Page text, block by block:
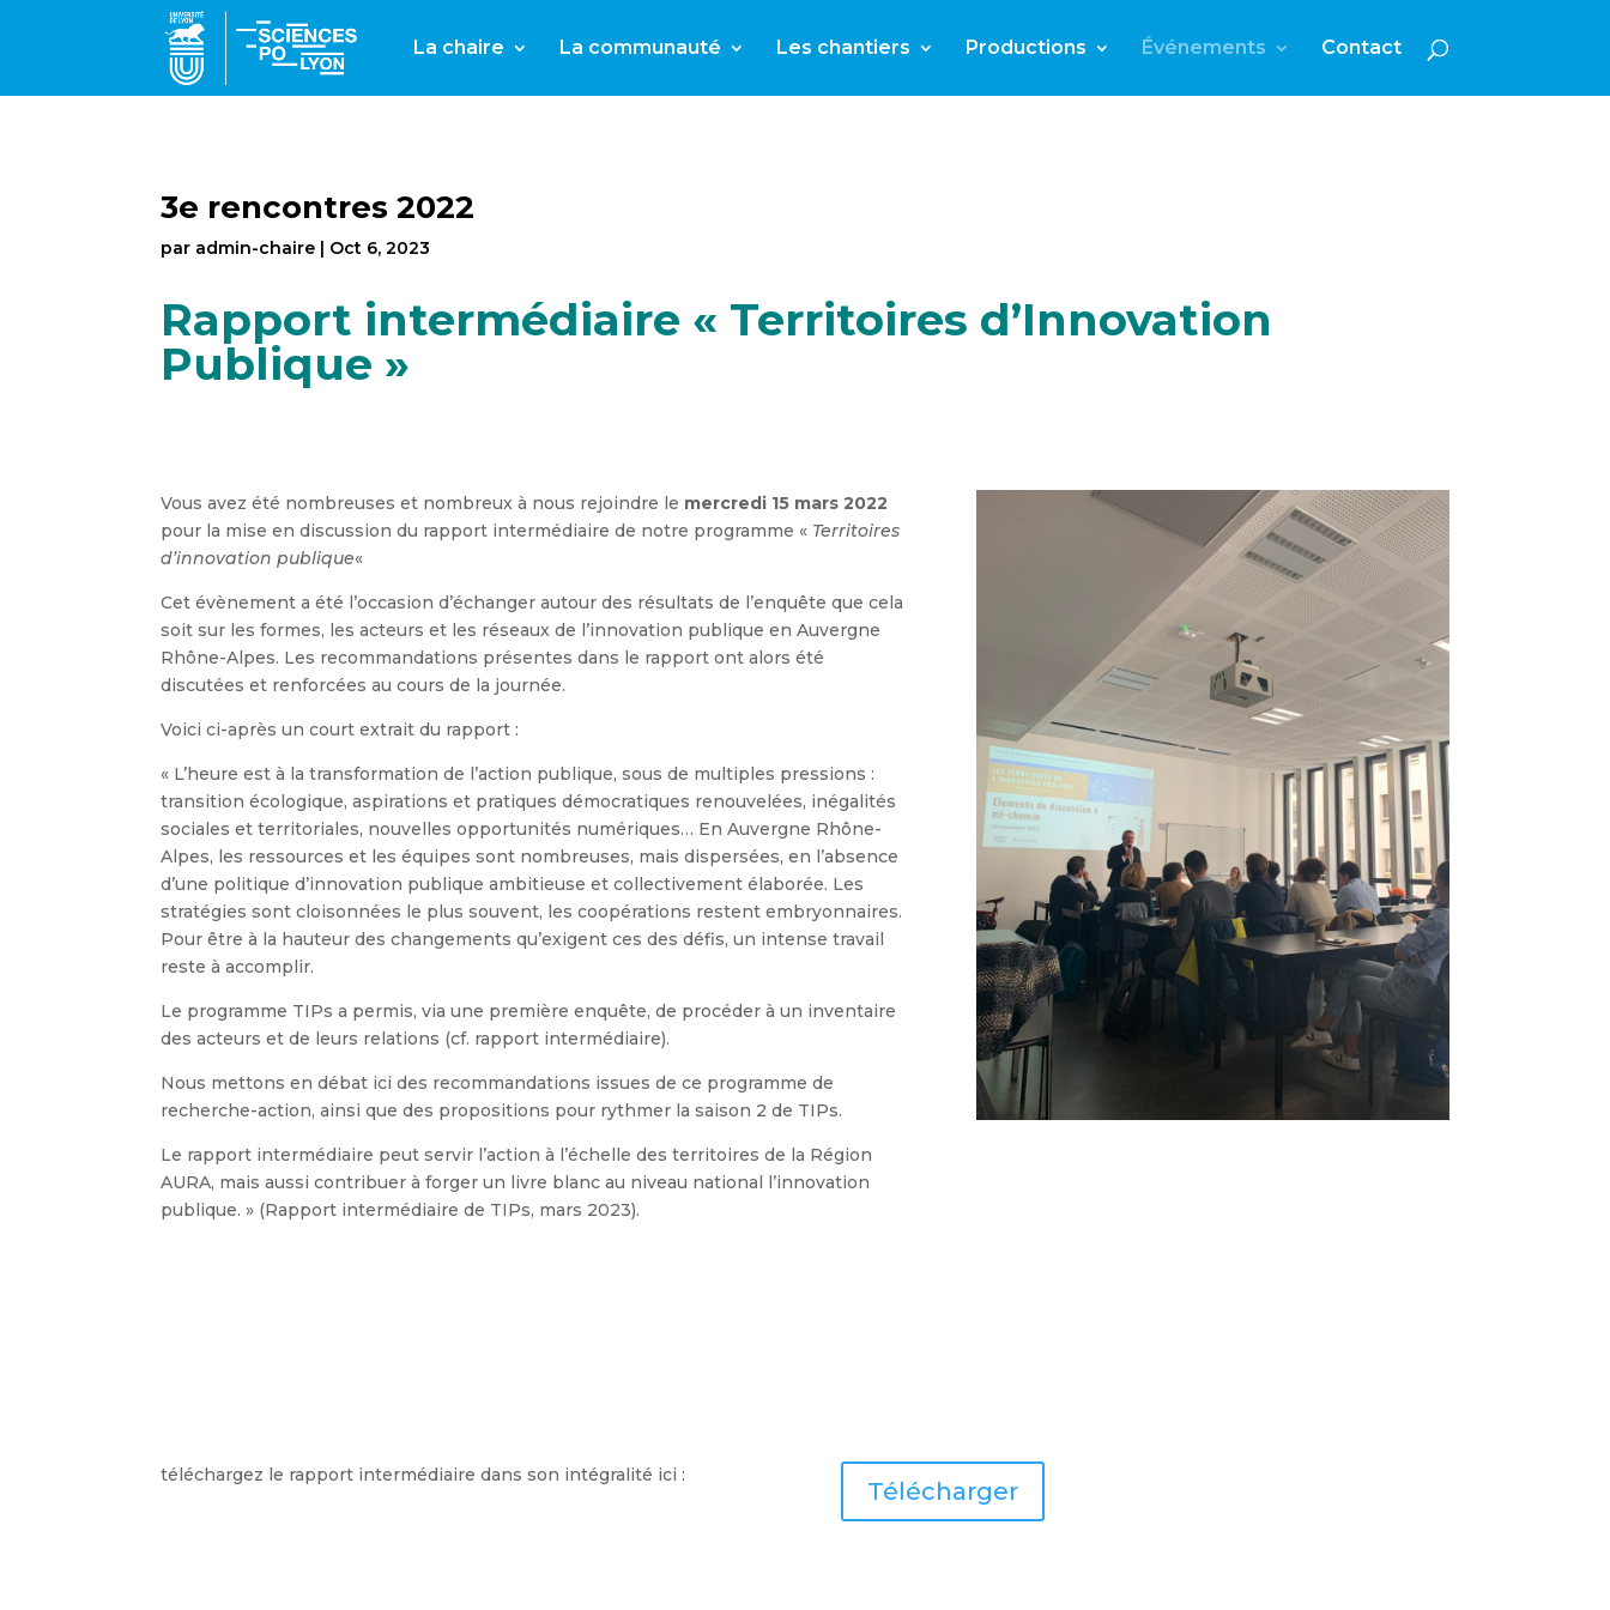
La chaire La communauté Les chantiers Productions Événements Contact
3e rencontres 2022
par admin-chaire | Oct 6, 2023
Rapport intermédiaire « Territoires d’Innovation
Publique »
Vous avez été nombreuses et nombreux à nous rejoindre le mercredi 15 mars 2022
pour la mise en discussion du rapport intermédiaire de notre programme « Territoires
d’innovation publique«
Cet évènement a été l’occasion d’échanger autour des résultats de l’enquête que cela
soit sur les formes, les acteurs et les réseaux de l’innovation publique en Auvergne
Rhône-Alpes. Les recommandations présentes dans le rapport ont alors été
discutées et renforcées au cours de la journée.
Voici ci-après un court extrait du rapport :
« L’heure est à la transformation de l’action publique, sous de multiples pressions :
transition écologique, aspirations et pratiques démocratiques renouvelées, inégalités
sociales et territoriales, nouvelles opportunités numériques… En Auvergne Rhône-
Alpes, les ressources et les équipes sont nombreuses, mais dispersées, en l’absence
d’une politique d’innovation publique ambitieuse et collectivement élaborée. Les
stratégies sont cloisonnées le plus souvent, les coopérations restent embryonnaires.
Pour être à la hauteur des changements qu’exigent ces des défis, un intense travail
reste à accomplir.
Le programme TIPs a permis, via une première enquête, de procéder à un inventaire
des acteurs et de leurs relations (cf. rapport intermédiaire).
Nous mettons en débat ici des recommandations issues de ce programme de
recherche-action, ainsi que des propositions pour rythmer la saison 2 de TIPs.
Le rapport intermédiaire peut servir l’action à l’échelle des territoires de la Région
AURA, mais aussi contribuer à forger un livre blanc au niveau national l’innovation
publique. » (Rapport intermédiaire de TIPs, mars 2023).
téléchargez le rapport intermédiaire dans son intégralité ici :
Télécharger